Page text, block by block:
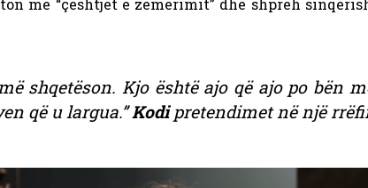
me “çështjet e zemërimit” dhe shpreh
shqetëson. Kjo është ajo që ajo po bën
që u largua.”Kodipretendimet në një